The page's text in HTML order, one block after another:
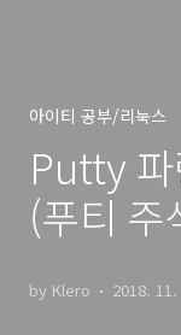
아이티 공부/리눅스
Putty 파
(푸티 주
by Klero 2018.